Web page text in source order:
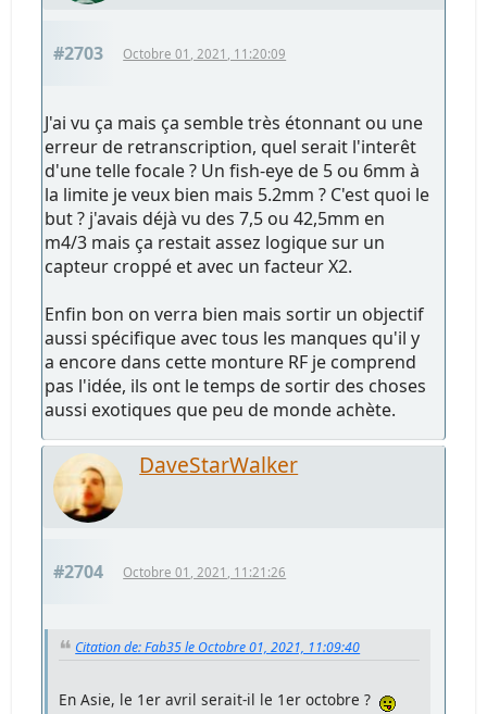
#2703 Octobre 01, 2021, 11:20:09
J'ai vu ça mais ça semble très étonnant ou une
erreur de retranscription, quel serait l'interêt
d'une telle focale ? Un fish-eye de 5 ou 6mm à
la limite je veux bien mais 5.2mm ? C'est quoi le
but ? j'avais déjà vu des 7,5 ou 42,5mm en
m4/3 mais ça restait assez logique sur un
capteur croppé et avec un facteur X2.
Enfin bon on verra bien mais sortir un objectif
aussi spécifique avec tous les manques qu'il y
a encore dans cette monture RF je comprend
pas l'idée, ils ont le temps de sortir des choses
aussi exotiques que peu de monde achète.
DaveStarWalker
#2704 Octobre 01, 2021, 11:21:26
Citation de: Fab35 le Octobre 01, 2021, 11:09:40
En Asie, le 1er avril serait-il le 1er octobre ?